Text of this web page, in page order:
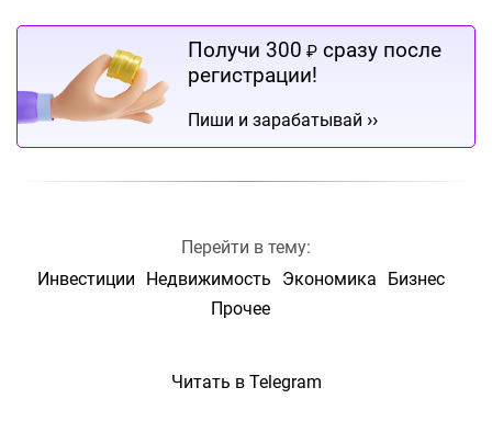
Получи 300 ₽ сразу после
регистрации!
Пиши и зарабатывай ››
Перейти в тему:
Инвестиции
Недвижимость Экономика
Бизнес
Прочее
Читать в Telegram